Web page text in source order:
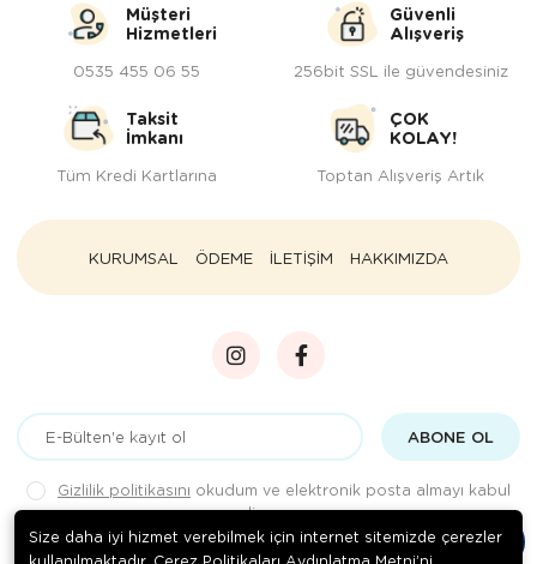
Müşteri
Hizmetleri
0535 455 06 55
Güvenli
Alışveriş
256bit SSL ile güvendesiniz
Taksit
İmkanı
Tüm Kredi Kartlarına
ÇOK
KOLAY!
Toptan Alışveriş Artık
KURUMSAL ÖDEME İLETİŞİM HAKKIMIZDA
ABONE OL
Gizlilik politikasını okudum ve elektronik posta almayı kabul
ediyorum.
Size daha iyi hizmet verebilmek için internet sitemizde çerezler